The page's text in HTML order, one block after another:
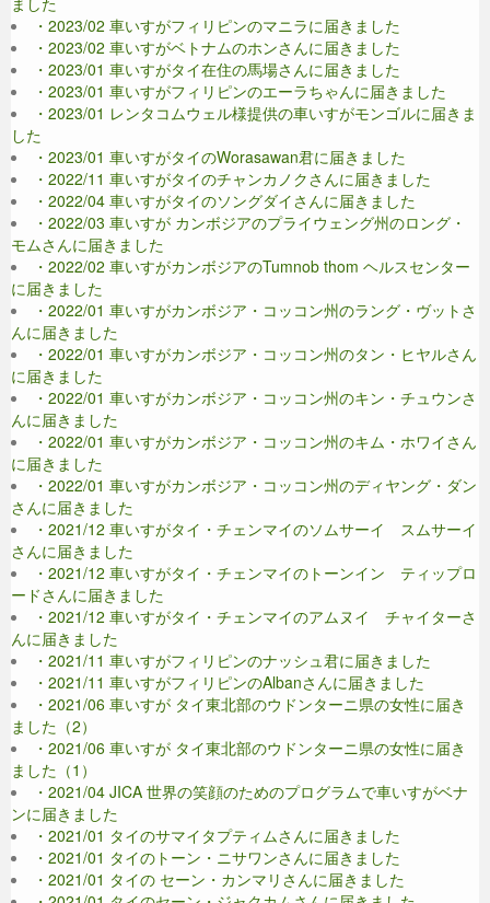
・2023/02 車いすがフィリピンのマニラに届きました
・2023/02 車いすがベトナムのホンさんに届きました
・2023/01 車いすがタイ在住の馬場さんに届きました
・2023/01 車いすがフィリピンのエーラちゃんに届きました
・2023/01 レンタコムウェル様提供の車いすがモンゴルに届きま
した
・2023/01 車いすがタイのWorasawan君に届きました
・2022/11 車いすがタイのチャンカノクさんに届きました
・2022/04 車いすがタイのソングダイさんに届きました
・2022/03 車いすが カンボジアのプライウェング州のロング・
モムさんに届きました
・2022/02 車いすがカンボジアのTumnob thom ヘルスセンター
に届きました
・2022/01 車いすがカンボジア・コッコン州のラング・ヴットさ
んに届きました
・2022/01 車いすがカンボジア・コッコン州のタン・ヒヤルさん
に届きました
・2022/01 車いすがカンボジア・コッコン州のキン・チュウンさ
んに届きました
・2022/01 車いすがカンボジア・コッコン州のキム・ホワイさん
に届きました
・2022/01 車いすがカンボジア・コッコン州のディヤング・ダン
さんに届きました
・2021/12 車いすがタイ・チェンマイのソムサーイ スムサーイ
さんに届きました
・2021/12 車いすがタイ・チェンマイのトーンイン ティップロ
ードさんに届きました
・2021/12 車いすがタイ・チェンマイのアムヌイ チャイターさ
んに届きました
・2021/11 車いすがフィリピンのナッシュ君に届きました
・2021/11 車いすがフィリピンのAlbanさんに届きました
・2021/06 車いすが タイ東北部のウドンターニ県の女性に届き
ました（2）
・2021/06 車いすが タイ東北部のウドンターニ県の女性に届き
ました（1）
・2021/04 JICA 世界の笑顔のためのプログラムで車いすがベナ
ンに届きました
・2021/01 タイのサマイタプティムさんに届きました
・2021/01 タイのトーン・ニサワンさんに届きました
・2021/01 タイの セーン・カンマリさんに届きました